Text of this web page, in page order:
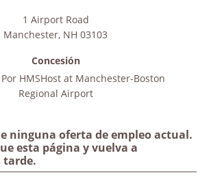
ninguna oferta de empleo actual.
esta página y vuelva a
tarde.
1 Airport Road
Manchester, NH 03103
Concesión
HMSHost at Manchester-Boston
Regional Airport